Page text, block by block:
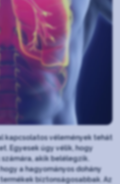
kapcsolatos vélemények tehát
Egyesek úgy vélik, hogy
akik belélegzik.
a hagyományos dohány
biztonságosabbak. Az